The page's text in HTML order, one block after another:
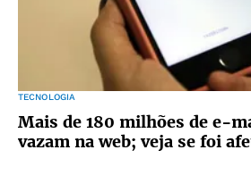
TECNOLOGIA
Mais de 180 milhões de e-
vazam na web; veja se foi